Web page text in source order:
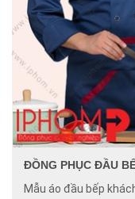
ĐỒNG PHỤC ĐẦU
Mẫu áo đầu bếp